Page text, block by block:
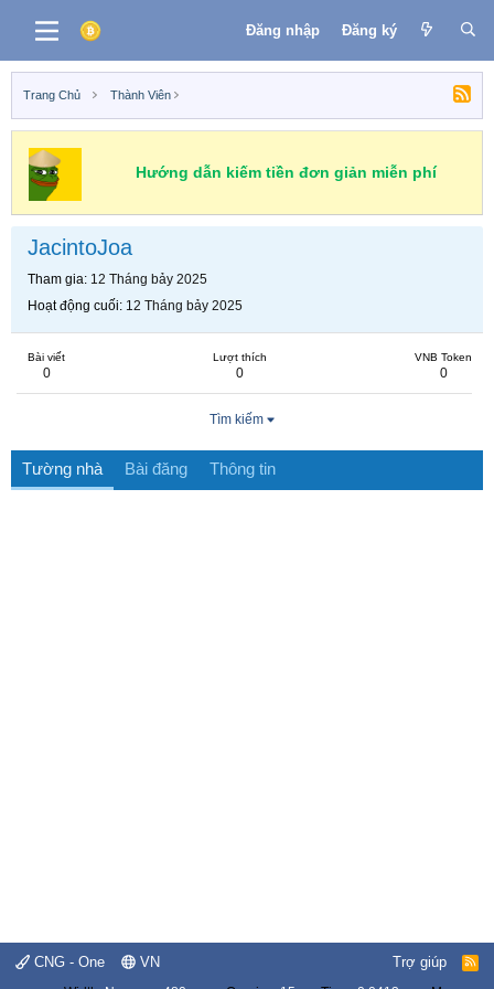
Đăng nhập Đăng ký
Trang Chủ Thành Viên
Hướng dẫn kiếm tiền đơn giản miễn phí
JacintoJoa
Tham gia 12 Tháng bảy 2025
Hoạt động cuối 12 Tháng bảy 2025
Bài viết
0
Lượt thích
0
VNB Token
0
Tìm kiếm
Tường nhà Bài đăng Thông tin
CNG - One VN Trợ giúp
R